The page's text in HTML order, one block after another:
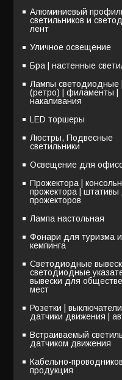
Алюминиевый
светильников и
лент
Уличное освещение
Бра | настенные
Лампы светодиодные
(ретро) | филаменты |
накаливания
LED торшеры
Люстры, Подвесные
светильники
Освещение для
Прожектора |
прожектора | штативы
прожекторов
Лампа настольная
Фонари для туризма и
кемпинга
Светодиодные
светодиодные
вывески для
мест
Розетки | выключатели |
датчики движения |
Встраиваемый
датчиком движения
Кабельно-
продукция